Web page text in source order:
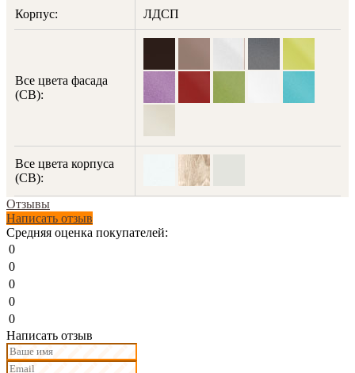
Корпус: ЛДСП
Все цвета фасада
(СВ):
Все цвета корпуса
(СВ):
Отзывы
Написать отзыв
Средняя оценка покупателей:
0
0
0
0
0
Написать отзыв